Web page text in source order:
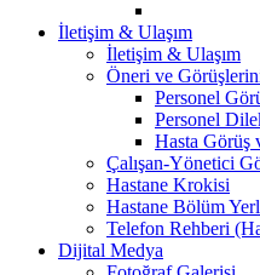
İletişim & Ulaşım
İletişim & Ulaşım
Öneri ve
Personel
Personel
Hasta Görüş
Çalışan-Yönetici
Hastane Krokisi
Hastane Bölüm
Telefon Rehberi
Dijital Medya